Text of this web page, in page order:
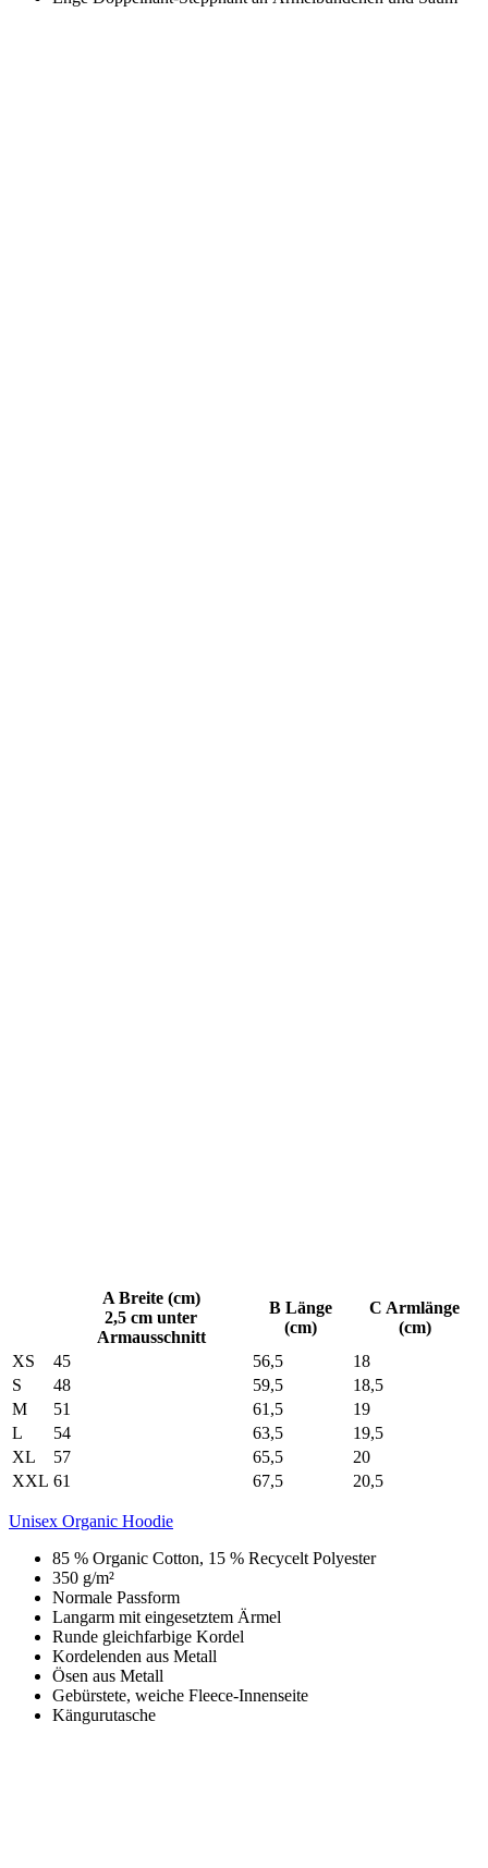
A Breite (cm)
2,5 cm unter
Armausschnitt
B Länge
(cm)
C Armlänge
(cm)
XS
45 56,5
18
S
48 59,5
18,5
M
51 61,5
19
L
54 63,5
19,5
XL
57 65,5
20
XXL 61 67,5 20,5
Unisex Organic Hoodie
85 % Organic Cotton, 15 % Recycelt Polyester
350 g/m²
Normale Passform
Langarm mit eingesetztem Ärmel
Runde gleichfarbige Kordel
Kordelenden aus Metall
Ösen aus Metall
Gebürstete, weiche Fleece-Innenseite
Kängurutasche